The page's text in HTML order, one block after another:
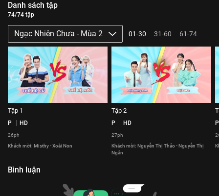
Danh sách tập
74/74 tập
Ngạc Nhiên Chưa - Mùa 2 01-30 31-60 61-74
Tập 1
P HD
26ph
Khách mời: Misthy - Xoài Non
Tập 2
P HD
27ph
Khách mời: Nguyễn Thị Thảo - Nguyễn Thị
Ngân
P
Bình luận